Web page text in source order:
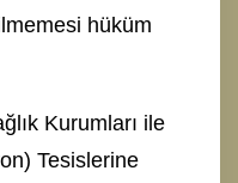
hüküm
Kurumları ile
Tesislerine